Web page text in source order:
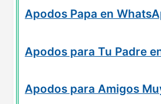
Apodos Papa en
Apodos para Tu Padre
Apodos para Amigos